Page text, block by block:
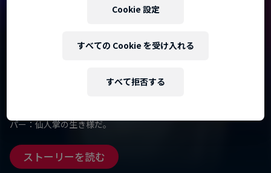
仙人掌の"64Bars"—鏡
を見ろ ラッパーがいる
シンプルなビートの上で64小節ものあいだスピットする
パー：仙人掌の生き様だ。
ストーリーを読む
Cookie 設定
すべて拒否する
すべての Cookie を受け入れる